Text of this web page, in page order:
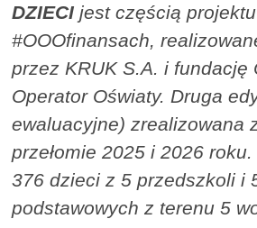
DZIECI jest częścią
#OOOfinansach,
przez KRUK S.A. i fundację
Operator Oświaty. Druga
ewaluacyjne) zrealizowana
przełomie 2025 i 2026 roku.
376 dzieci z 5 przedszkoli i
podstawowych z terenu 5